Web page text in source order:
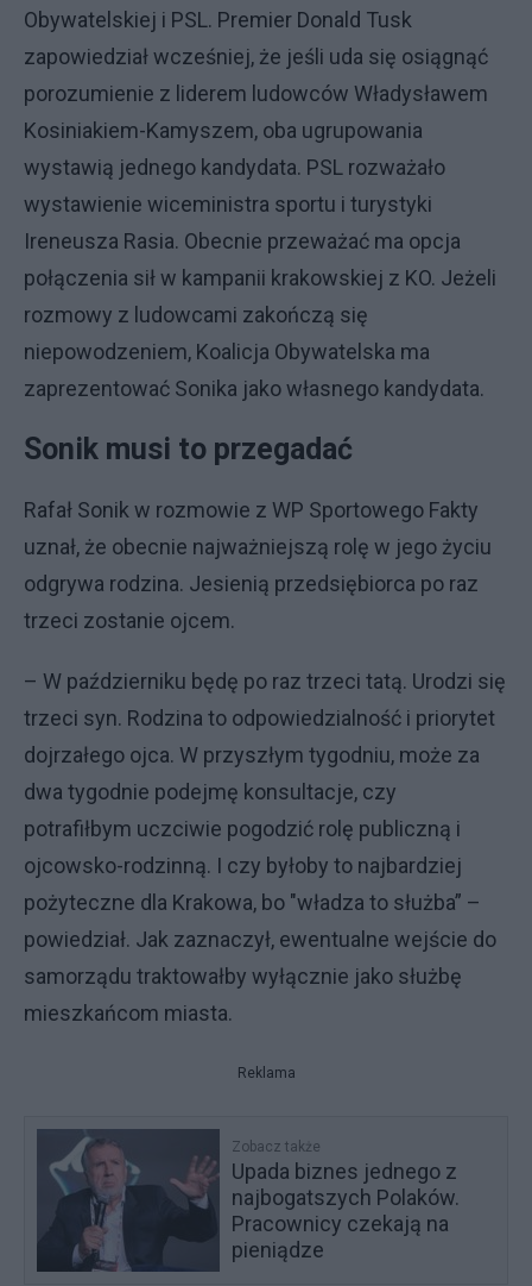
Obywatelskiej i PSL. Premier Donald Tusk
zapowiedział wcześniej, że jeśli uda się osiągnąć
porozumienie z liderem ludowców Władysławem
Kosiniakiem-Kamyszem, oba ugrupowania
wystawią jednego kandydata. PSL rozważało
wystawienie wiceministra sportu i turystyki
Ireneusza Rasia. Obecnie przeważać ma opcja
połączenia sił w kampanii krakowskiej z KO. Jeżeli
rozmowy z ludowcami zakończą się
niepowodzeniem, Koalicja Obywatelska ma
zaprezentować Sonika jako własnego kandydata.
Sonik musi to przegadać
Rafał Sonik w rozmowie z WP Sportowego Fakty
uznał, że obecnie najważniejszą rolę w jego życiu
odgrywa rodzina. Jesienią przedsiębiorca po raz
trzeci zostanie ojcem.
– W październiku będę po raz trzeci tatą. Urodzi się
trzeci syn. Rodzina to odpowiedzialność i priorytet
dojrzałego ojca. W przyszłym tygodniu, może za
dwa tygodnie podejmę konsultacje, czy
potrafiłbym uczciwie pogodzić rolę publiczną i
ojcowsko-rodzinną. I czy byłoby to najbardziej
pożyteczne dla Krakowa, bo "władza to służba” –
powiedział. Jak zaznaczył, ewentualne wejście do
samorządu traktowałby wyłącznie jako służbę
mieszkańcom miasta.
Reklama
Zobacz także
Upada biznes jednego z
najbogatszych Polaków.
Pracownicy czekają na
pieniądze